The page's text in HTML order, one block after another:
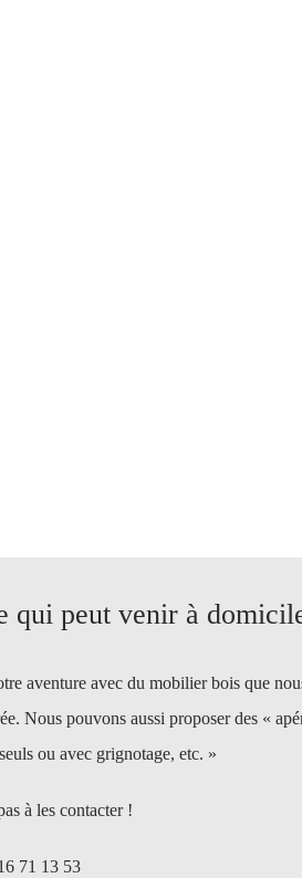
qui peut venir à
aventure avec du mobilier bois que
Nous pouvons aussi proposer des «
ou avec grignotage, etc. »
à les contacter !
71 13 53